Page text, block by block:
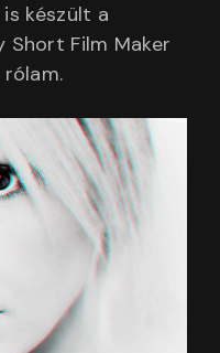
készült a
Short Film Maker